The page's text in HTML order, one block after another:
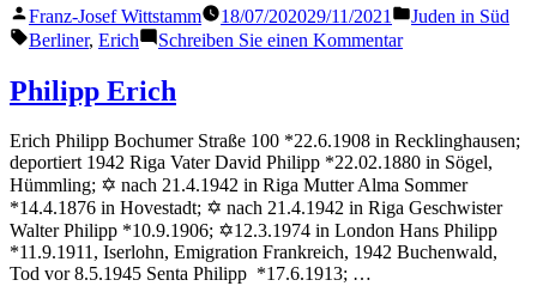
Veröffentlicht
von
Franz-Josef Wittstamm 18/07/202029/11/2021
Veröffentlicht
Juden in Süd
Schlagwörter:
Berliner, Erich Schreiben Sie einen Kommentarzu
Philipp Erich
Erich Philipp Bochumer Straße 100 *22.6.1908 in Recklinghausen;
deportiert 1942 Riga Vater David Philipp *22.02.1880 in Sögel,
Hümmling; ✡ nach 21.4.1942 in Riga Mutter Alma Sommer
*14.4.1876 in Hovestadt; ✡ nach 21.4.1942 in Riga Geschwister
Walter Philipp *10.9.1906; ✡12.3.1974 in London Hans Philipp
*11.9.1911, Iserlohn, Emigration Frankreich, 1942 Buchenwald,
Tod vor 8.5.1945 Senta Philipp *17.6.1913; …